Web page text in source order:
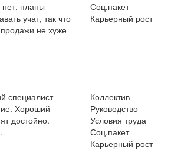
нет, планы
учат, так что
не хуже
Соц.пакет
Карьерный рост
специалист
Хороший
достойно.
Коллектив
Руководство
Условия труда
Соц.пакет
Карьерный рост